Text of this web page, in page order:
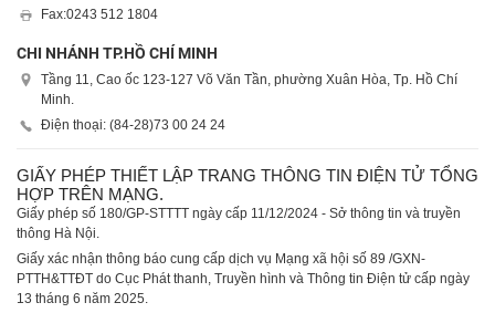
Fax:0243 512 1804
CHI NHÁNH TP.HỒ CHÍ MINH
Tầng 11, Cao ốc 123-127 Võ Văn Tần, phường Xuân Hòa, Tp. Hồ Chí
Minh.
Điện thoại: (84-28)73 00 24 24
GIẤY PHÉP THIẾT LẬP TRANG THÔNG TIN ĐIỆN TỬ TỔNG
HỢP TRÊN MẠNG.
Giấy phép số 180/GP-STTTT ngày cấp 11/12/2024 - Sở thông tin và truyền
thông Hà Nội.
Giấy xác nhận thông báo cung cấp dịch vụ Mạng xã hội số 89 /GXN-
PTTH&TTĐT do Cục Phát thanh, Truyền hình và Thông tin Điện tử cấp ngày
13 tháng 6 năm 2025.